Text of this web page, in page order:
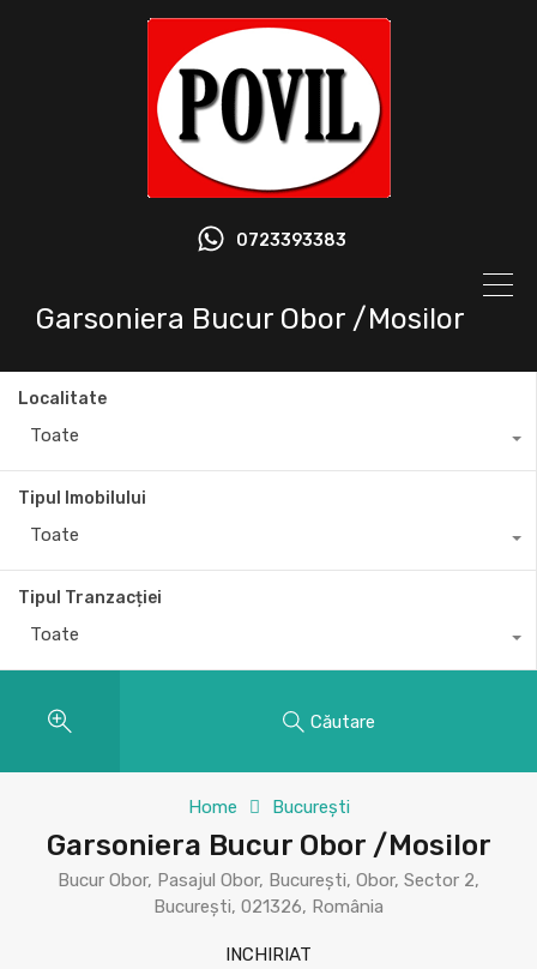
0723393383
Garsoniera Bucur Obor /Mosilor
Localitate
Toate
Tipul Imobilului
Toate
Tipul Tranzacției
Toate
Căutare
Home București
Garsoniera Bucur Obor /Mosilor
Bucur Obor, Pasajul Obor, București, Obor, Sector 2,
București, 021326, România
INCHIRIAT